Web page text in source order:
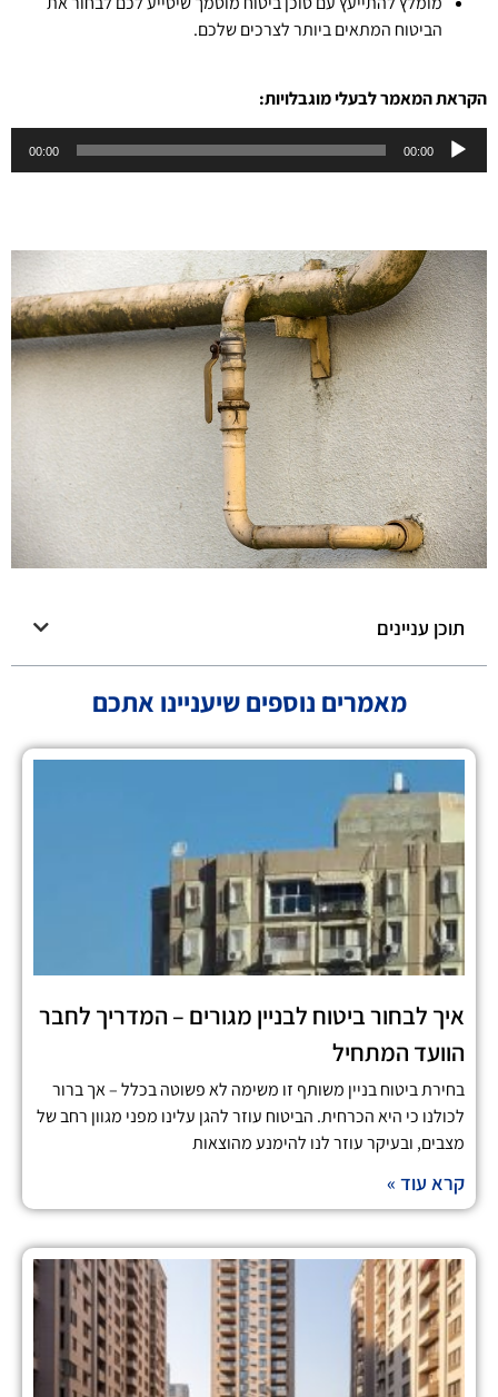
הביטוח המתאים ביותר לצרכים שלכם.
הקראת המאמר לבעלי מוגבלויות:
אודיו
00:00
00:00
תוכן עניינים
מאמרים נוספים שיעניינו אתכם
איך לבחור ביטוח לבניין מגורים – המדריך לחבר
הוועד המתחיל
בחירת ביטוח בניין משותף זו משימה לא פשוטה בכלל – אך ברור
לכולנו כי היא הכרחית. הביטוח עוזר להגן עלינו מפני מגוון רחב של
מצבים, ובעיקר עוזר לנו להימנע מהוצאות
קרא עוד »